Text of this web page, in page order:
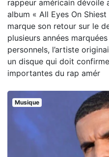
rappeur américain dévoile
album « All Eyes On
marque son retour sur le
plusieurs années
personnels, l’artiste
un disque qui doit
importantes du rap amér
Musique